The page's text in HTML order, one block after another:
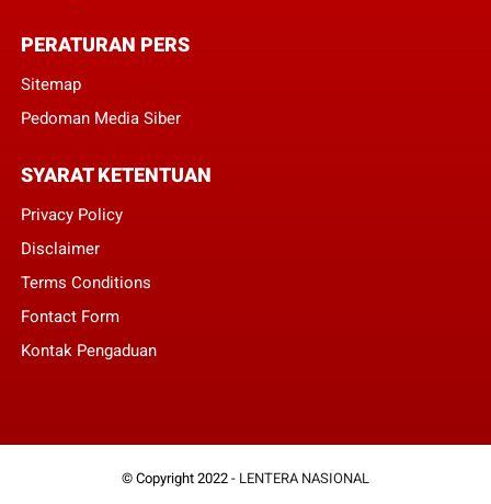
PERATURAN PERS
Sitemap
Pedoman Media Siber
SYARAT KETENTUAN
Privacy Policy
Disclaimer
Terms Conditions
Fontact Form
Kontak Pengaduan
© Copyright 2022 - LENTERA NASIONAL